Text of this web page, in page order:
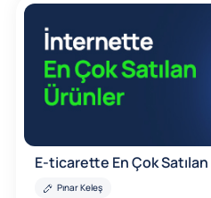
E-ticarette En Çok
Pınar Keleş